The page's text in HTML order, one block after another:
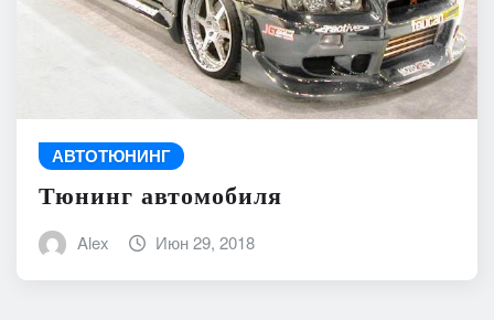
АВТОТЮНИНГ
Тюнинг автомобиля
Alex Июн 29, 2018